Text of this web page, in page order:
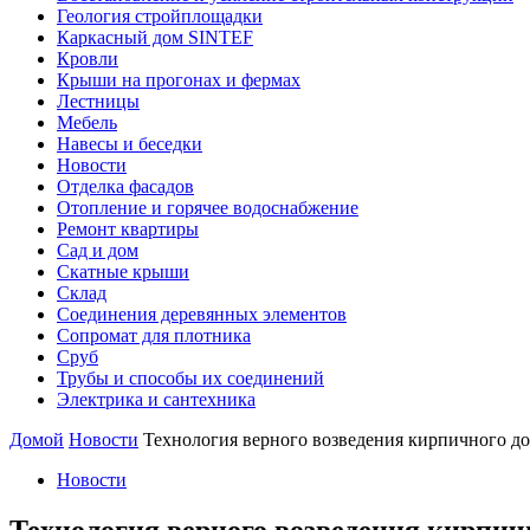
Геология стройплощадки
Каркасный дом SINTEF
Кровли
Крыши на прогонах и фермах
Лестницы
Мебель
Навесы и беседки
Новости
Отделка фасадов
Отопление и горячее водоснабжение
Ремонт квартиры
Сад и дом
Скатные крыши
Склад
Соединения деревянных элементов
Сопромат для плотника
Сруб
Трубы и способы их соединений
Электрика и сантехника
Домой Новости Технология верного возведения кирпичного
Новости